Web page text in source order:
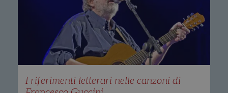
I riferimenti letterari nelle canzoni di